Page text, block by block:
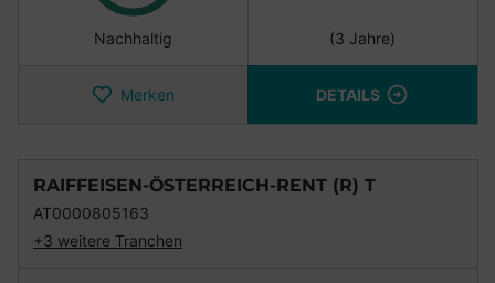
Nachhaltig (3 Jahre)
Merken DETAILS
RAIFFEISEN-ÖSTERREICH-RENT (R) T
AT0000805163
+3 weitere Tranchen